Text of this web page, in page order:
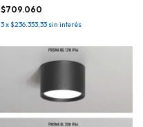
$709.060
3x$236.353,33 sin interés